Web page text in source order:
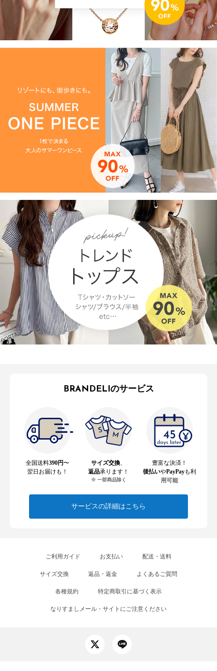
BRANDELIのサービス
全国送料390円〜
翌日お届けも！
サイズ交換、
返品承ります！
※ 一部商品除く
豊富な決済！
後払いやPayPayも利
用可能
サービスの詳細はこちら
ご利用ガイド お支払い 配送・送料
サイズ交換 返品・返金 よくあるご質問
各種規約 特定商取引に基づく表示
なりすましメール・サイトにご注意ください